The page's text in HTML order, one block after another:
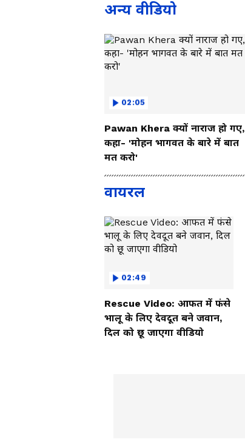
अन्य वीडियो
02:05
Pawan Khera क्यों नाराज हो गए,
कहा- 'मोहन भागवत के बारे में बात
मत करो'
वायरल
02:49
Rescue Video: आफत में फंसे
भालू के लिए देवदूत बने जवान,
दिल को छू जाएगा वीडियो